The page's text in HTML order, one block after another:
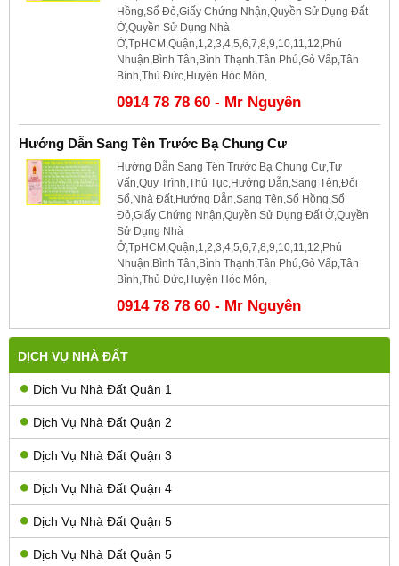
DỊCH VỤ NHÀ ĐẤT
Dịch Vụ Nhà Đất Quận 1
Dịch Vụ Nhà Đất Quận 2
Dịch Vụ Nhà Đất Quận 3
Dịch Vụ Nhà Đất Quận 4
Dịch Vụ Nhà Đất Quận 5
Dịch Vụ Nhà Đất Quận 5
Hồng,Sổ Đỏ,Giấy Chứng Nhận,Quyền Sử Dụng Đất
Ở,Quyền Sử Dụng Nhà
Ở,TpHCM,Quận,1,2,3,4,5,6,7,8,9,10,11,12,Phú
Nhuận,Bình Tân,Bình Thạnh,Tân Phú,Gò Vấp,Tân
Bình,Thủ Đức,Huyện Hóc Môn,
0914 78 78 60 - Mr Nguyên
Hướng Dẫn Sang Tên Trước Bạ Chung Cư
Hướng Dẫn Sang Tên Trước Bạ Chung Cư,Tư
Vấn,Quy Trình,Thủ Tục,Hướng Dẫn,Sang Tên,Đổi
Sổ,Nhà Đất,Hướng Dẫn,Sang Tên,Sổ Hồng,Sổ
Đỏ,Giấy Chứng Nhận,Quyền Sử Dụng Đất Ở,Quyền
Sử Dụng Nhà
Ở,TpHCM,Quận,1,2,3,4,5,6,7,8,9,10,11,12,Phú
Nhuận,Bình Tân,Bình Thạnh,Tân Phú,Gò Vấp,Tân
Bình,Thủ Đức,Huyện Hóc Môn,
0914 78 78 60 - Mr Nguyên